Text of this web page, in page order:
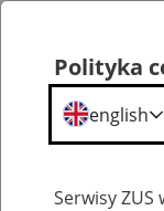
Polityka
english
Serwisy